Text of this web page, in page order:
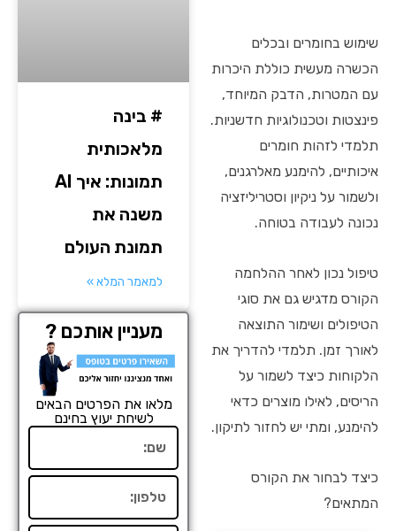
שימוש בחומרים ובכלים
הכשרה מעשית כוללת היכרות
עם המטרות, הדבק המיוחד,
פינצטות וטכנולוגיות חדשניות.
תלמדי לזהות חומרים
איכותיים, להימנע מאלרגנים,
ולשמור על ניקיון וסטריליזציה
נכונה לעבודה בטוחה.
טיפול נכון לאחר ההלחמה
הקורס מדגיש גם את סוגי
הטיפולים ושימור התוצאה
לאורך זמן. תלמדי להדריך את
הלקוחות כיצד לשמור על
הריסים, לאילו מוצרים כדאי
להימנע, ומתי יש לחזור לתיקון.
כיצד לבחור את הקורס
המתאים?
# בינה
מלאכותית
תמונות: איך AI
משנה את
תמונת העולם
למאמר המלא »
מעניין אותכם ?
מלאו את הפרטים הבאים
לשיחת יעוץ בחינם